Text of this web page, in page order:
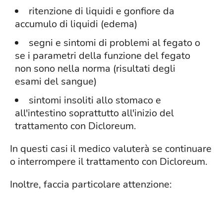
ritenzione di liquidi e gonfiore da
accumulo di liquidi (edema)
segni e sintomi di problemi al fegato o
se i parametri della funzione del fegato
non sono nella norma (risultati degli
esami del sangue)
sintomi insoliti allo stomaco e
all'intestino soprattutto all'inizio del
trattamento con Dicloreum.
In questi casi il medico valuterà se continuare
o interrompere il trattamento con Dicloreum.
Inoltre, faccia particolare attenzione: